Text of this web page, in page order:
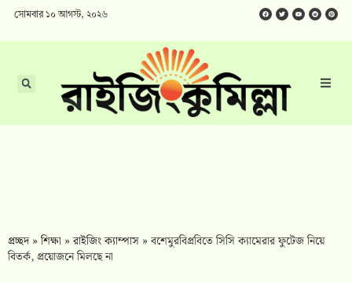
সোমবার ১০ আগস্ট, ২০২৬
প্রচ্ছদ»শিক্ষা »রাইজিং ক্যাম্পাস »বশেমুরবিপ্রবিতে সিসি ক্যামেরার ফুটেজ নিয়ে
বিতর্ক, প্রয়োজনে মিলছে না